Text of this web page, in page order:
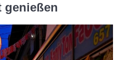
genießen